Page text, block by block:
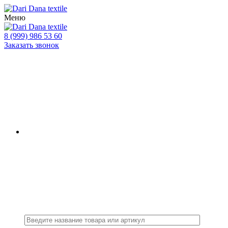
Меню
8 (999) 986 53 60
Заказать звонок